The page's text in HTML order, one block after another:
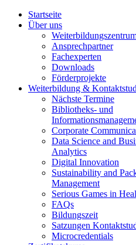
Startseite
Über uns
Ansprechpartner
Fachexperten
Downloads
Förderprojekte
Weiterbildung &
Nächste Termine
Bibliotheks- und
Corporate
Data Science and
Analytics
Digital Innovation
Sustainability and
Management
Serious Games in
FAQs
Bildungszeit
Satzungen
Microcredentials